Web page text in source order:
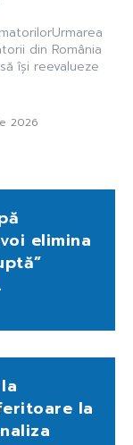
din România
își reevalueze
2026
elimina
la